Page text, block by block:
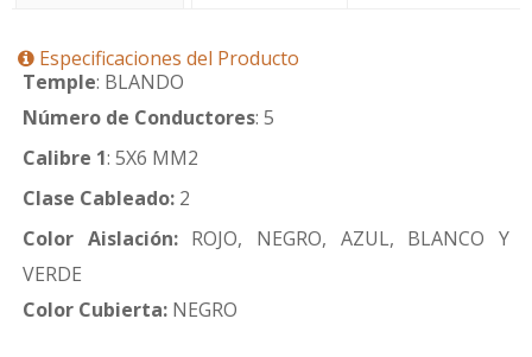
Especificaciones del Producto
Temple: BLANDO
Número de Conductores: 5
Calibre 1: 5X6 MM2
Clase Cableado: 2
Color Aislación:ROJO, NEGRO, AZUL, BLANCO Y
VERDE
Color Cubierta: NEGRO